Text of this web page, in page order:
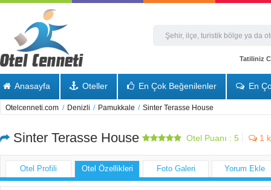
Tatiliniz
Anasayfa Oteller En Çok Beğenilenler En
Otelcenneti.com / Denizli / Pamukkale / Sinter Terasse House
Sinter Terasse House Otel Puanı : 5 1
Otel Profili Otel Özellikleri Foto Galeri Yorum Ekle